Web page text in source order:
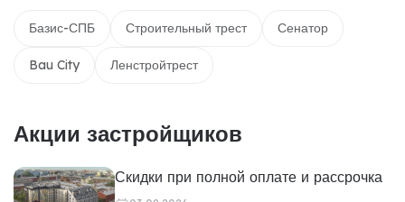
Базис-СПБ Строительный трест Сенатор
Bau City Ленстройтрест
Акции застройщиков
Скидки при полной оплате и рассрочка